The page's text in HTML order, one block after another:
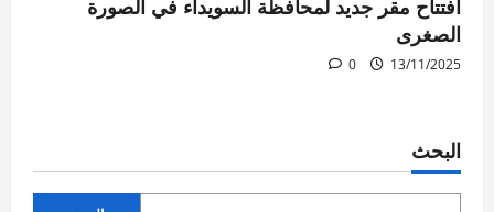
الصغرى
13/11/2025
0
البحث